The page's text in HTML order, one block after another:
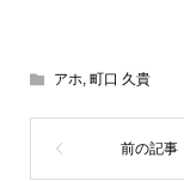
アホ, 町口 久貴